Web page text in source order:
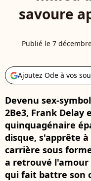
savoure
Publié le 7
Ajoutez Ode à vos
Devenu sex-
2Be3, Frank Delay
quinquagénaire
disque, s'apprête
carrière sous
a retrouvé
qui fait battre son